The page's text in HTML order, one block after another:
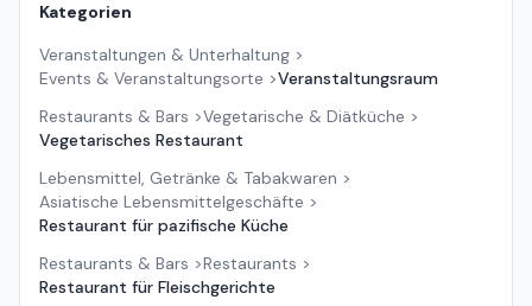
Kategorien
Veranstaltungen & Unterhaltung >
Events & Veranstaltungsorte >Veranstaltungsraum
Restaurants & Bars >Vegetarische & Diätküche >
Vegetarisches Restaurant
Lebensmittel, Getränke & Tabakwaren >
Asiatische Lebensmittelgeschäfte >
Restaurant für pazifische Küche
Restaurants & Bars >Restaurants >
Restaurant für Fleischgerichte